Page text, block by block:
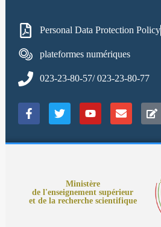
Personal Data Protection Policy
plateformes numériques
023-23-80-57/ 023-23-80-77
Ministère
de l'enseignement supérieur
et de la recherche scientifique